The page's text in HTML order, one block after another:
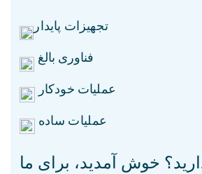
تجهیزات پایدار
فناوری بالغ
عملیات خودکار
عملیات ساده
خوش آمدید، برای ما